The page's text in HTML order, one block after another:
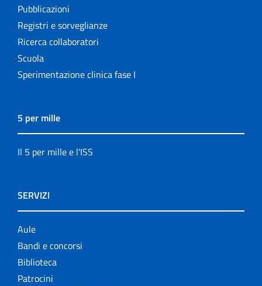
Pubblicazioni
Registri e sorveglianze
Ricerca collaboratori
Scuola
Sperimentazione clinica fase I
5 per mille
Il 5 per mille e l'ISS
SERVIZI
Aule
Bandi e concorsi
Biblioteca
Patrocini